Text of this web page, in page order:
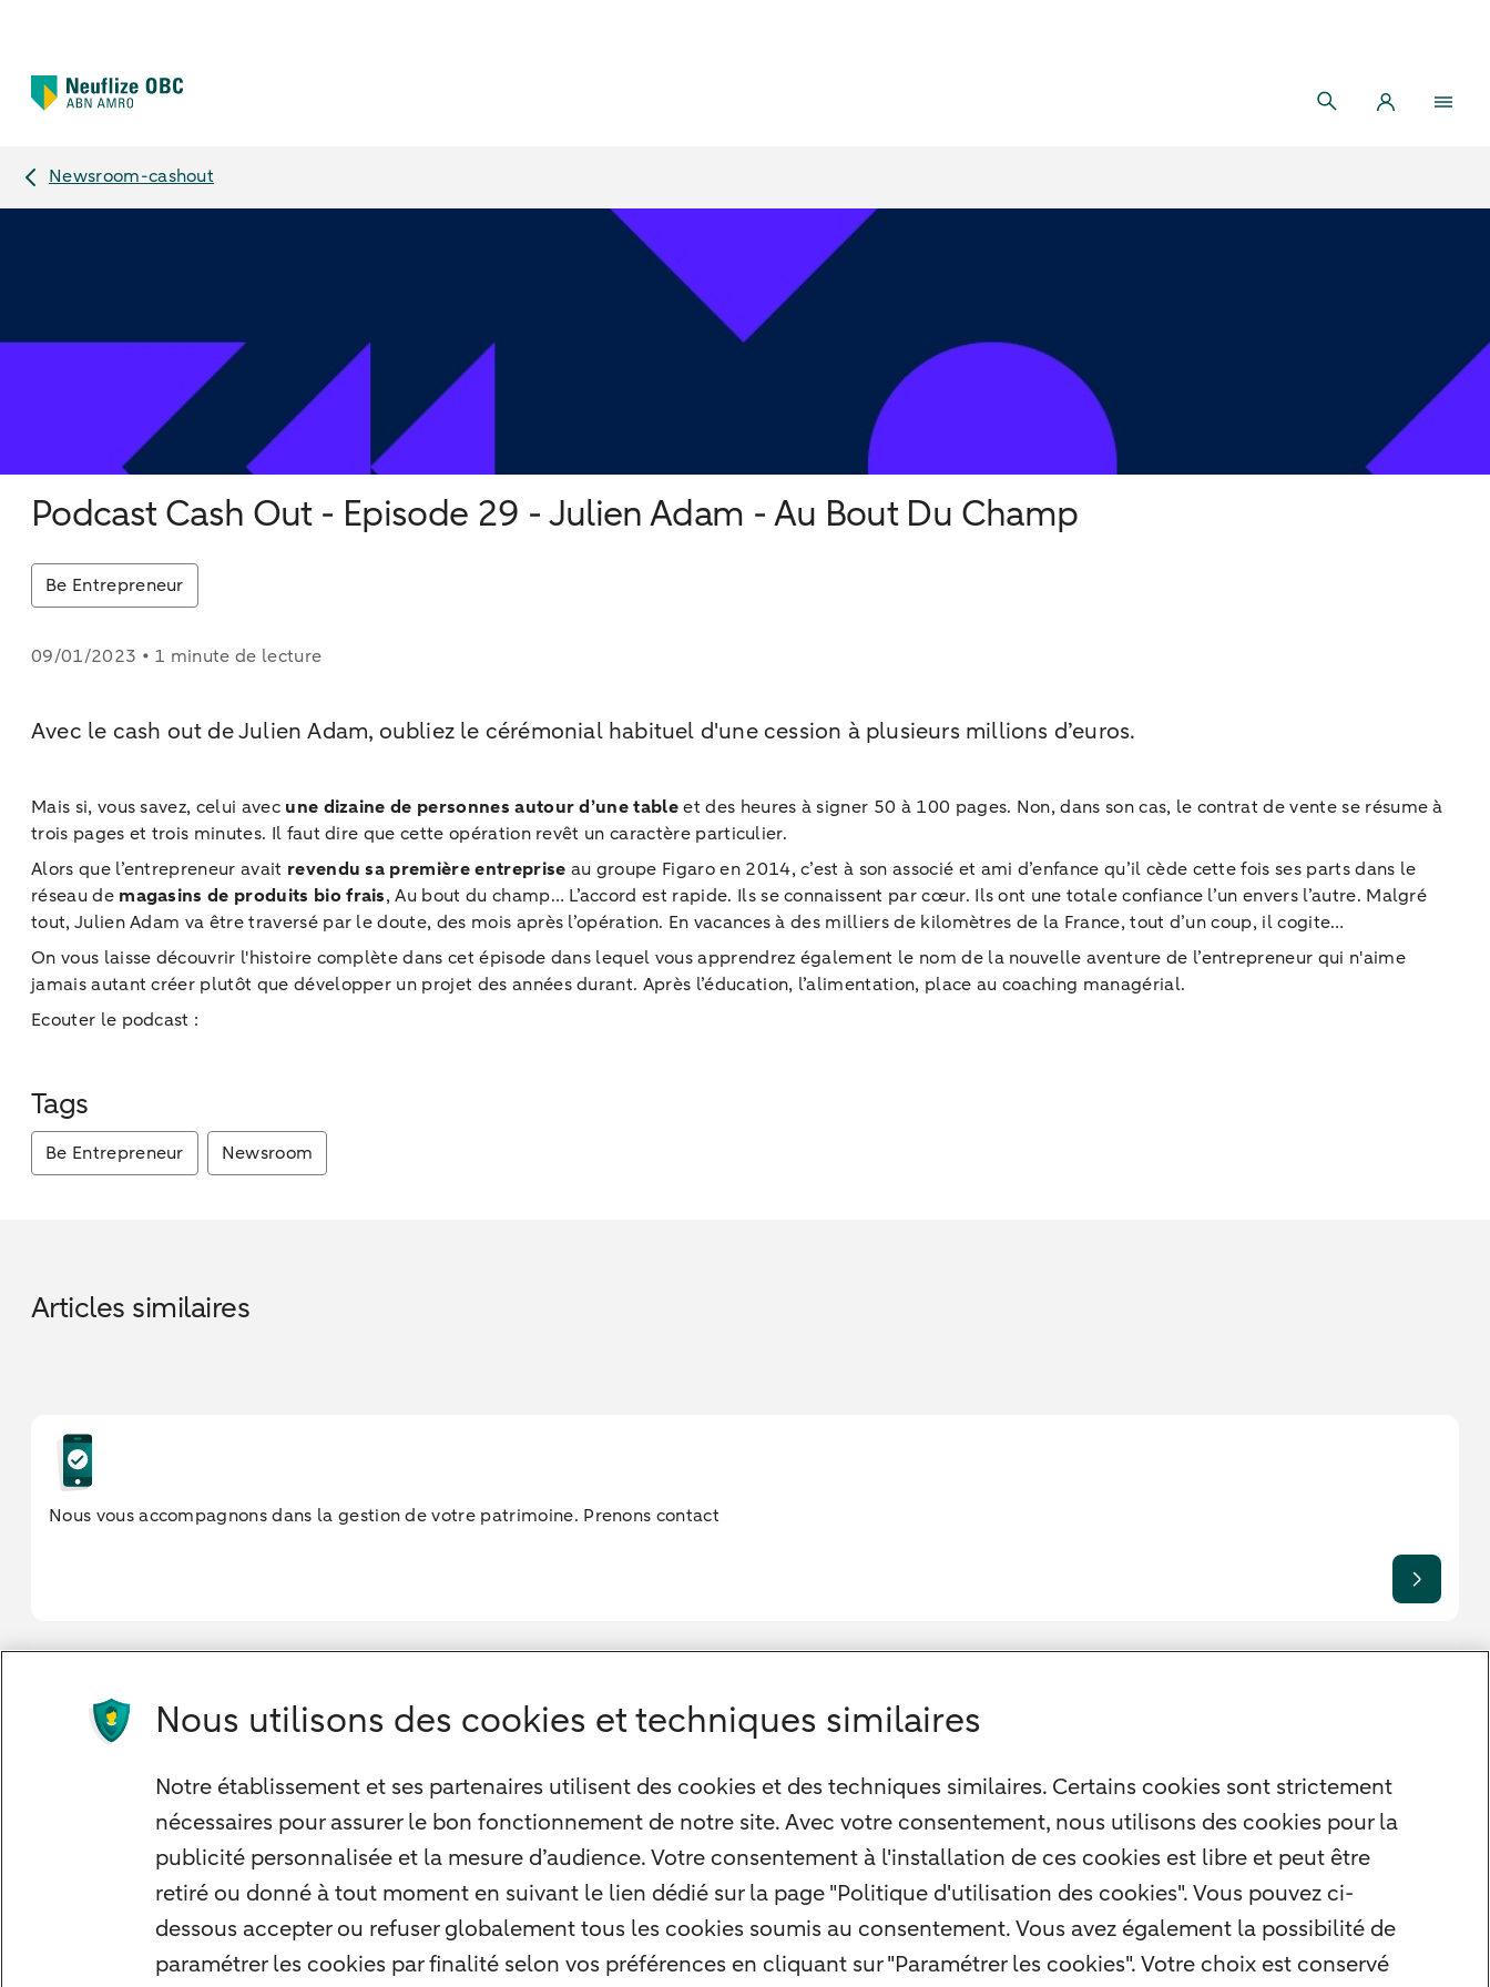
Newsroom-cashout
Podcast Cash Out - Episode 29 - Julien Adam - Au Bout Du Champ
Be Entrepreneur
09/01/2023 • 1 minute de lecture
Avec le cash out de Julien Adam, oubliez le cérémonial habituel d'une cession à plusieurs millions d’euros.
Mais si, vous savez, celui avec une dizaine de personnes autour d’une tableet des heures à signer 50 à 100 pages. Non, dans son cas, le contrat de vente se résume à
trois pages et trois minutes. Il faut dire que cette opération revêt un caractère particulier.
Alors que l’entrepreneur avait revendu sa première entreprise au groupe Figaro en 2014, c’est à son associé et ami d’enfance qu’il cède cette fois ses parts dans le
réseau de magasins de produits bio frais, Au bout du champ… L’accord est rapide. Ils se connaissent par cœur. Ils ont une totale confiance l’un envers l’autre. Malgré
tout, Julien Adam va être traversé par le doute, des mois après l’opération. En vacances à des milliers de kilomètres de la France, tout d’un coup, il cogite…
On vous laisse découvrir l'histoire complète dans cet épisode dans lequel vous apprendrez également le nom de la nouvelle aventure de l’entrepreneur qui n'aime
jamais autant créer plutôt que développer un projet des années durant. Après l’éducation, l’alimentation, place au coaching managérial.
Ecouter le podcast :
Tags
Be Entrepreneur Newsroom
Articles similaires
Nous vous accompagnons dans la gestion de votre patrimoine. Prenons contact
Notre approche
Diversifier vos classes d'actifs
Développer votre entreprise
Nous utilisons des cookies et techniques similaires
Notre établissement et ses partenaires utilisent des cookies et des techniques similaires. Certains cookies sont strictement
nécessaires pour assurer le bon fonctionnement de notre site. Avec votre consentement, nous utilisons des cookies pour la
publicité personnalisée et la mesure d’audience. Votre consentement à l'installation de ces cookies est libre et peut être
retiré ou donné à tout moment en suivant le lien dédié sur la page "Politique d'utilisation des cookies". Vous pouvez ci-
dessous accepter ou refuser globalement tous les cookies soumis au consentement. Vous avez également la possibilité de
paramétrer les cookies par finalité selon vos préférences en cliquant sur "Paramétrer les cookies". Votre choix est conservé